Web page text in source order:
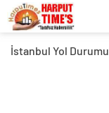
İstanbul Yol Durumu